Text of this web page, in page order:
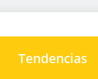
Tendencias